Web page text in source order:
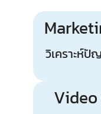
วิเคราะห์